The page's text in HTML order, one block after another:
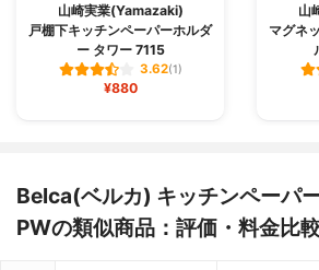
山崎実業(Yamazaki)
戸棚下キッチンペーパーホルダ
ー タワー 7115
3.62(1)
¥880
山
マグネ
Belca(ベルカ) キッチンペーパ
PWの類似商品：評価・料金比